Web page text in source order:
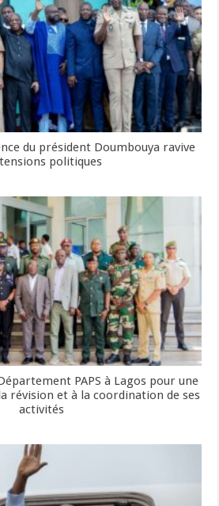
du président Doumbouya ravive
politiques
PAPS à Lagos pour une
révision et à la coordination de ses
activités